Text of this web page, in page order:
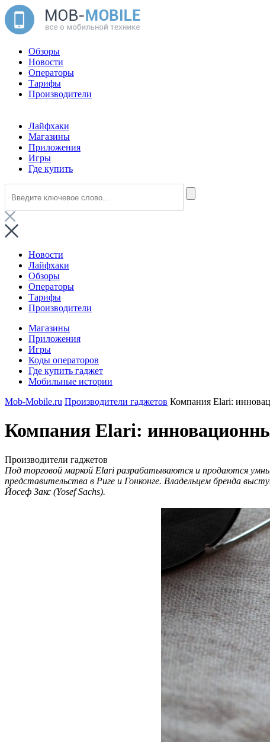
Обзоры
Новости
Операторы
Тарифы
Производители
Лайфхаки
Магазины
Приложения
Игры
Где купить
Новости
Лайфхаки
Обзоры
Операторы
Тарифы
Производители
Магазины
Приложения
Игры
Коды операторов
Где купить гаджет
Мобильные истории
Mob-Mobile.ru Производители гаджетов Компания Elari:
Компания Elari:
Производители гаджетов
Под торговой маркой Elari разрабатываются и продаются
представительства в Риге и Гонконге. Владельцем бренда
Йосеф Закс (Yosef Sachs).